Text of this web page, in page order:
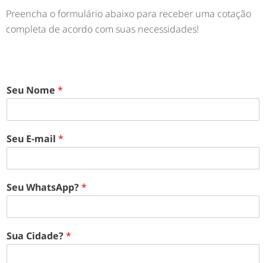
Preencha o formulário abaixo para receber uma cotação
completa de acordo com suas necessidades!
Seu Nome *
Seu E-mail *
Seu WhatsApp?*
Sua Cidade?*